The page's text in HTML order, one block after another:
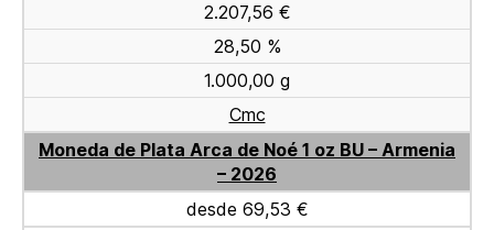
2.207,56 €
28,50 %
1.000,00 g
Cmc
Moneda de Plata Arca de Noé 1 oz BU – Armenia
– 2026
desde 69,53 €